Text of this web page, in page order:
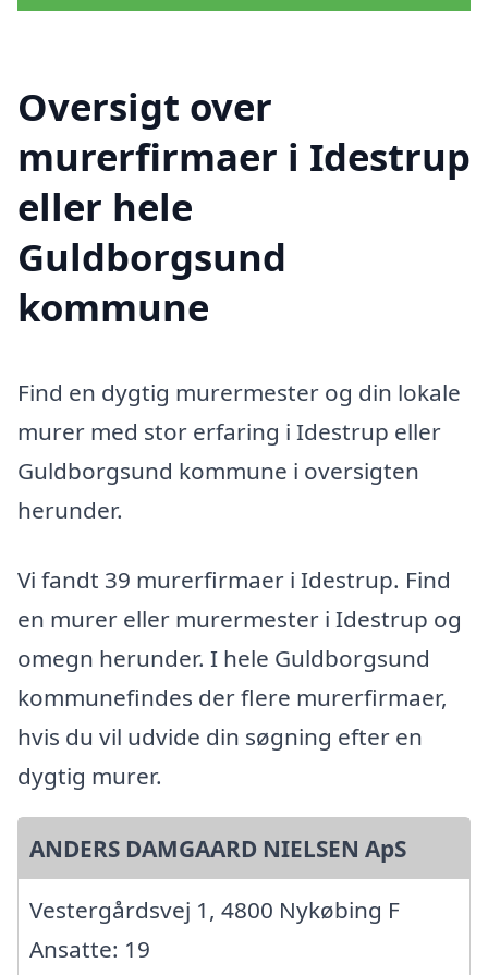
Oversigt over
murerfirmaer i Idestrup
eller hele
Guldborgsund
kommune
Find en dygtig murermester og din lokale
murer med stor erfaring i Idestrup eller
Guldborgsund kommune i oversigten
herunder.
Vi fandt 39 murerfirmaer i Idestrup. Find
en murer eller murermester i Idestrup og
omegn herunder. I hele Guldborgsund
kommunefindes der flere murerfirmaer,
hvis du vil udvide din søgning efter en
dygtig murer.
ANDERS DAMGAARD NIELSEN ApS
Vestergårdsvej 1, 4800 Nykøbing F
Ansatte: 19